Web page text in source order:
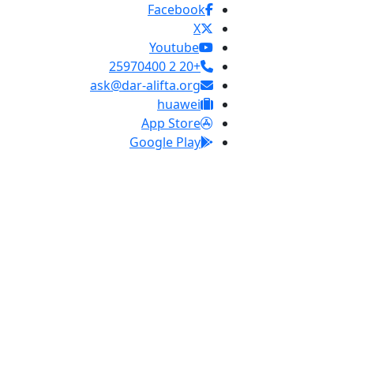
Facebook
X
Youtube
+20 2 25970400
ask@dar-alifta.org
huawei
App Store
Google Play